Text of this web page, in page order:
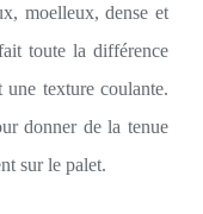
moelleux, dense et
toute la différence
texture coulante.
donner de la tenue
sur le palet.